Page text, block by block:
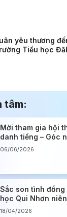
yêu thương
Tiểu học
tâm:
Mời tham gia hội
danh tiếng – Góc
& thuế: Cơ hội
06/06/2026
Sắc son tình đồng
học Qui Nhơn
1975
18/04/2026